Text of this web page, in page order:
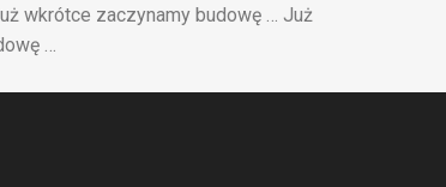
wkrótce zaczynamy budowę … Już
…